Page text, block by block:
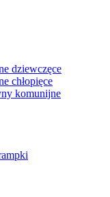
dziewczęce
chłopięce
komunijne